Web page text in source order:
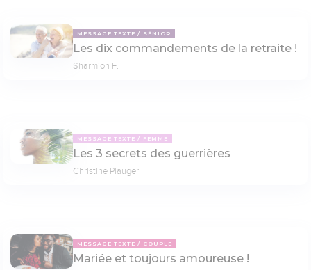
MESSAGE TEXTE SÉNIOR
Les dix commandements de la retraite !
Sharmion F.
MESSAGE TEXTE FEMME
Les 3 secrets des guerrières
Christine Piauger
MESSAGE TEXTE COUPLE
Mariée et toujours amoureuse !